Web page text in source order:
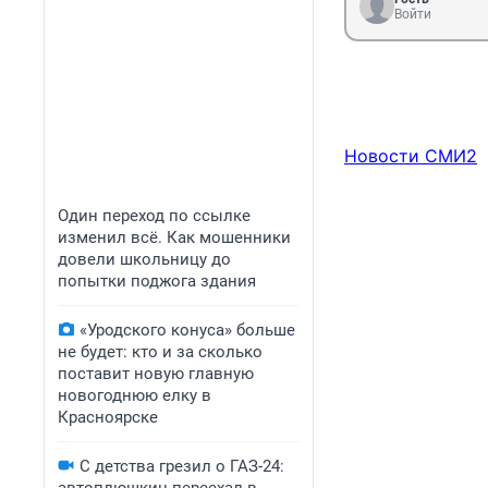
Один переход по ссылке
изменил всё. Как мошенники
довели школьницу до
попытки поджога здания
«Уродского конуса» больше
не будет: кто и за сколько
поставит новую главную
новогоднюю елку в
Красноярске
С детства грезил о ГАЗ-24:
Войти
Новости СМИ2